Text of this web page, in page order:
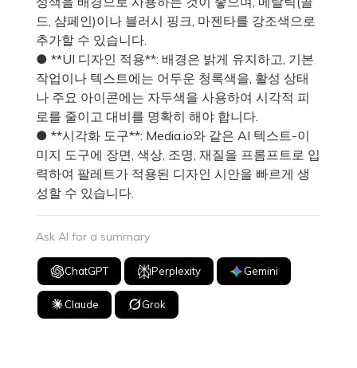
드, 샴페인)이나 블러시 핑크, 마젠타를 강조색으로
추가할 수 있습니다.
● **UI 디자인 적용**: 배경은 밝게 유지하고, 기본
작업이나 텍스트에는 어두운 청록색을, 활성 상태
나 주요 아이콘에는 자두색을 사용하여 시각적 피
로를 줄이고 대비를 명확히 해야 합니다.
● **시각화 도구**: Media.io와 같은 AI 텍스트-이
미지 도구에 장면, 색상, 조명, 재질을 프롬프트로 입
력하여 팔레트가 적용된 디자인 시안을 빠르게 생
성할 수 있습니다.
Ask AI for a summary
ChatGPT Perplexity Gemini
Claude Grok